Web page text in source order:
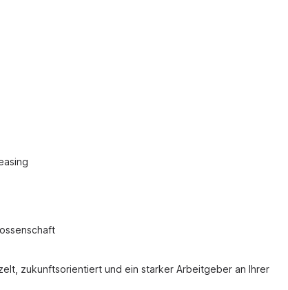
zukunftsorientiert und ein starker Arbeitgeber an Ihrer